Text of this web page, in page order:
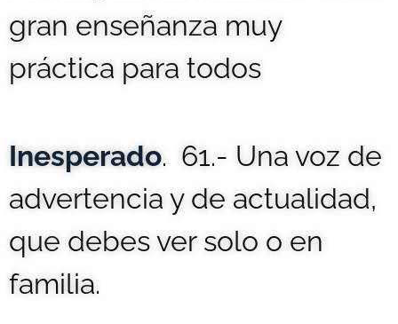
gran enseñanza muy
práctica para todos
Inesperado. 61.- Una voz de
advertencia y de actualidad,
que debes ver solo o en
familia.